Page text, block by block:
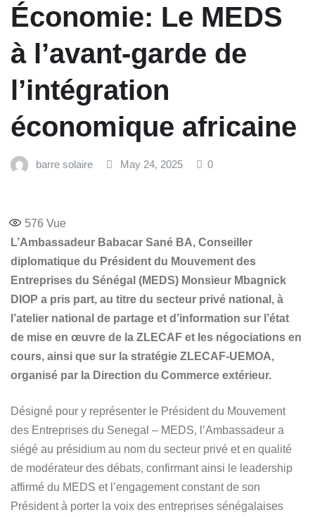
Économie: Le MEDS
à l’avant-garde de
l’intégration
économique africaine
barre solaire May 24, 2025 0
576 Vue
L’Ambassadeur Babacar Sané BA, Conseiller
diplomatique du Président du Mouvement des
Entreprises du Sénégal (MEDS) Monsieur Mbagnick
DIOP a pris part, au titre du secteur privé national, à
l’atelier national de partage et d’information sur l’état
de mise en œuvre de la ZLECAF et les négociations en
cours, ainsi que sur la stratégie ZLECAF-UEMOA,
organisé par la Direction du Commerce extérieur.
Désigné pour y représenter le Président du Mouvement
des Entreprises du Senegal – MEDS, l’Ambassadeur a
siégé au présidium au nom du secteur privé et en qualité
de modérateur des débats, confirmant ainsi le leadership
affirmé du MEDS et l’engagement constant de son
Président à porter la voix des entreprises sénégalaises